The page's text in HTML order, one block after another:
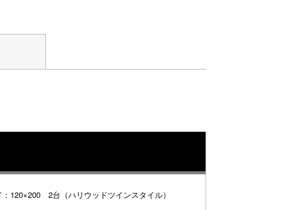
120×200 2台（ハリウッドツインスタイル）